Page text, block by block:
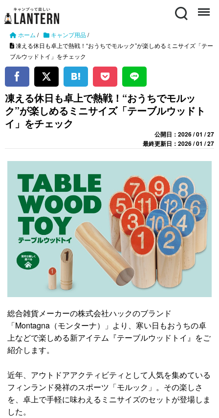
Search Menu
ホーム / キャンプ用品/
凍える休日も卓上で熱戦！“おうちでモルック”が楽しめるミニサイズ「テー
ブルウッドトイ」をチェック
凍える休日も卓上で熱戦！“おうちでモルッ
ク”が楽しめるミニサイズ「テーブルウッドト
イ」をチェック
公開日：2026 / 01 / 27
最終更新日：2026 / 01 / 27
総合雑貨メーカーの株式会社ハックのブランド
「Montagna（モンターナ）」より、寒い日もおうちの卓
上などで楽しめる新アイテム『テーブルウッドトイ』をご
紹介します。
近年、アウトドアアクティビティとして人気を集めている
フィンランド発祥のスポーツ「モルック」。その楽しさ
を、卓上で手軽に味わえるミニサイズのセットが登場しま
した。